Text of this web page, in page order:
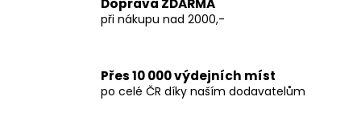
Doprava ZDARMA
při nákupu nad 2000,-
Přes 10 000 výdejních míst
po celé ČR díky naším dodavatelům